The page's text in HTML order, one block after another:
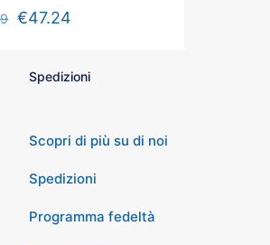
€47.24
Spedizioni
Scopri di più su di noi
Spedizioni
Programma fedeltà